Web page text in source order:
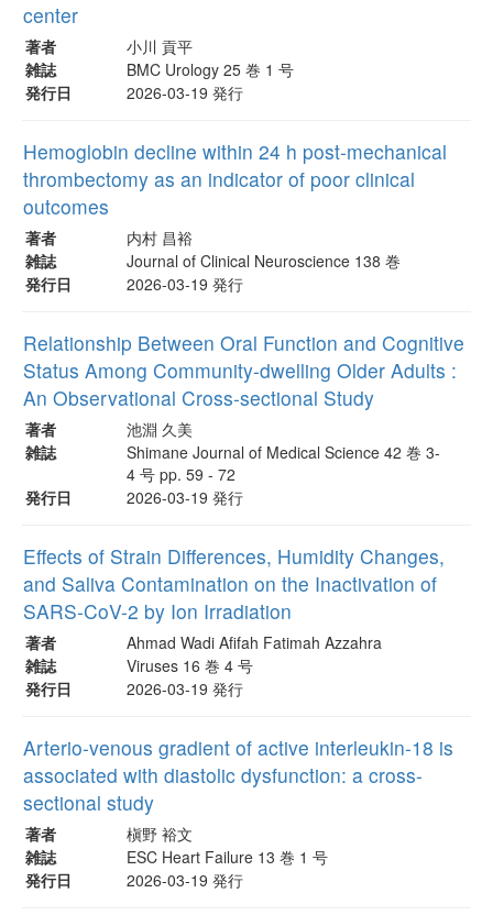
center
著者
小川 貢平
雑誌
BMC Urology 25 巻 1 号
発行日
2026-03-19 発行
Hemoglobin decline within 24 h post-mechanical
thrombectomy as an indicator of poor clinical
outcomes
著者
内村 昌裕
雑誌
Journal of Clinical Neuroscience 138 巻
発行日
2026-03-19 発行
Relationship Between Oral Function and Cognitive
Status Among Community-dwelling Older Adults :
An Observational Cross-sectional Study
著者
池淵 久美
雑誌
Shimane Journal of Medical Science 42 巻 3-
4 号 pp. 59 - 72
発行日
2026-03-19 発行
Effects of Strain Differences, Humidity Changes,
and Saliva Contamination on the Inactivation of
SARS-CoV-2 by Ion Irradiation
著者
Ahmad Wadi Afifah Fatimah Azzahra
雑誌
Viruses 16 巻 4 号
発行日
2026-03-19 発行
Arterio-venous gradient of active interleukin-18 is
associated with diastolic dysfunction: a cross-
sectional study
著者
槇野 裕文
雑誌
ESC Heart Failure 13 巻 1 号
発行日
2026-03-19 発行